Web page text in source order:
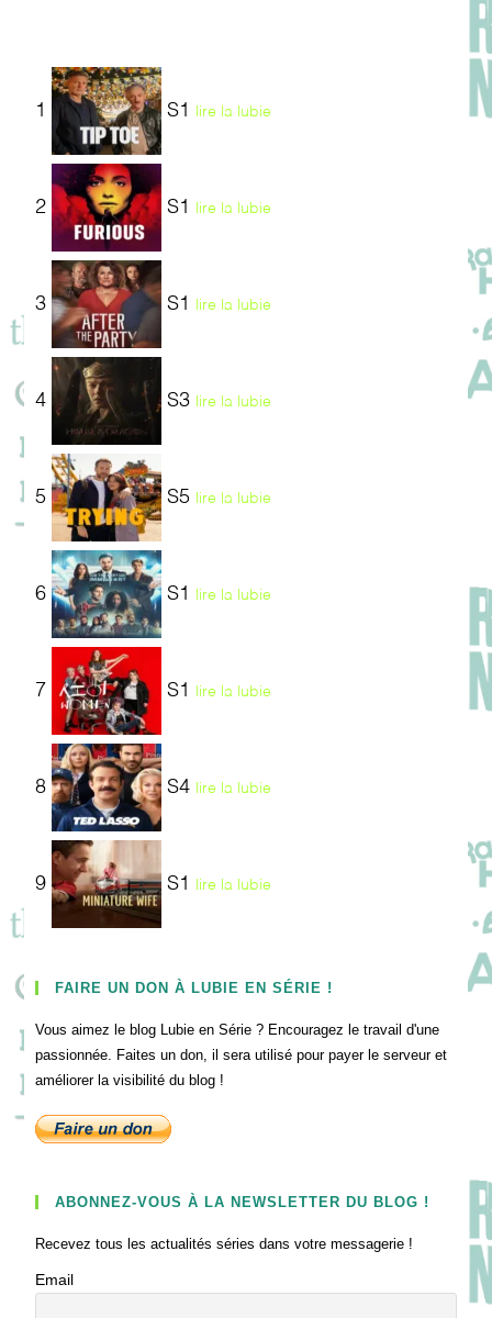
1 S1 lire la lubie
2 S1 lire la lubie
3 S1 lire la lubie
4 S3 lire la lubie
5 S5 lire la lubie
6 S1 lire la lubie
7 S1 lire la lubie
8 S4 lire la lubie
9 S1 lire la lubie
FAIRE UN DON À LUBIE EN SÉRIE !
Vous aimez le blog Lubie en Série ? Encouragez le travail d'une
passionnée. Faites un don, il sera utilisé pour payer le serveur et
améliorer la visibilité du blog !
ABONNEZ-VOUS À LA NEWSLETTER DU BLOG !
Recevez tous les actualités séries dans votre messagerie !
Email